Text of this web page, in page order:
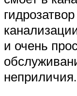
и очень
неприличия.